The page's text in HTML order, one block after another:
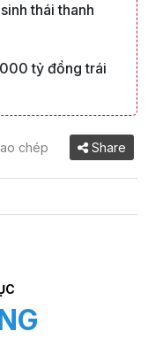
thái thanh
tỷ đồng trái
chép Share